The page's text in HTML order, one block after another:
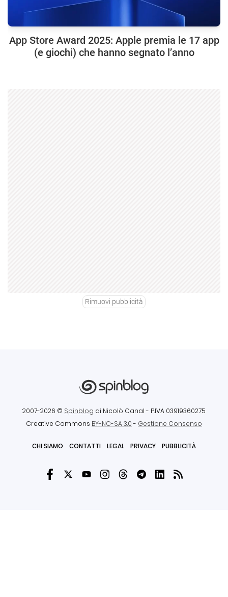
App Store Award 2025: Apple premia le 17 app
(e giochi) che hanno segnato l’anno
Rimuovi pubblicità
2007-2026 © Spinblog di Nicolò Canal - P.IVA 03919360275
Creative Commons BY-NC-SA 3.0- Gestione Consenso
CHI SIAMO CONTATTI LEGAL PRIVACY PUBBLICITÀ